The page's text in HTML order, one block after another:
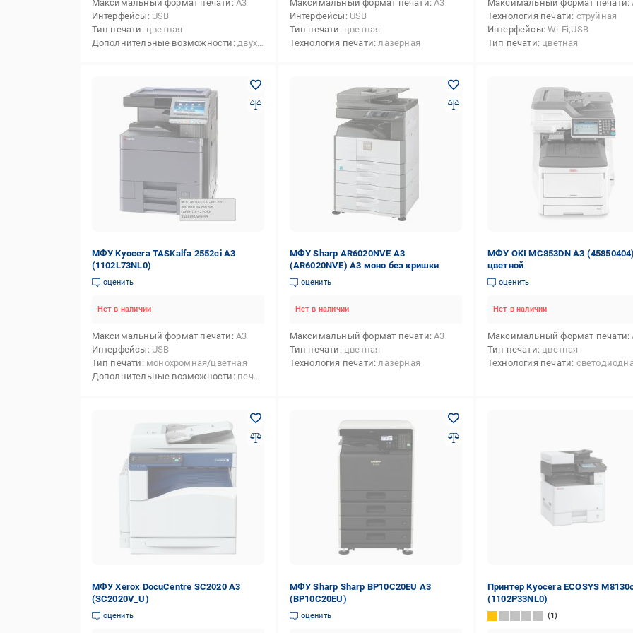
Максимальный формат печати А3
Интерфейсы USB
Тип печати цветная
Дополнительные возможности двухсторонняя печать,печать на карточках,печать на матовой бумаге,печать на глянцевой бумаге,печать на конвертах,поддержка USB-накопителей
Максимальный формат печати А3
Интерфейсы USB
Тип печати цветная
Технология печати лазерная
Максимальный формат печати
Технология печати струйная
Интерфейсы Wi-Fi,USB
Тип печати цветная
МФУ Kyocera TASKalfa 2552ci А3
(1102L73NL0)
оценить
Нет в наличии
Максимальный формат печати А3
Интерфейсы USB
Тип печати монохромная/цветная
Дополнительные возможности печать на карточках,печать на конвертах,печать на матовой бумаге,печать на глянцевой бумаге,печать на прозрачной пленке
МФУ Sharp AR6020NVE А3
(AR6020NVE) A3 моно без кришки
оценить
Нет в наличии
Максимальный формат печати А3
Тип печати цветная
Технология печати лазерная
МФУ OKI MC853DN А3
цветной
оценить
Нет в наличии
Максимальный формат печати
Тип печати цветная
Технология печати
МФУ Xerox DocuCentre SC2020 А3
(SC2020V_U)
оценить
МФУ Sharp Sharp BP10C20EU А3
(BP10C20EU)
оценить
Принтер Kyocera ECOSYS
(1102P33NL0)
1